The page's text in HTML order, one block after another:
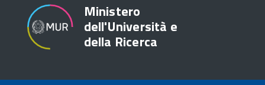
Ministero
dell'Università e
della Ricerca